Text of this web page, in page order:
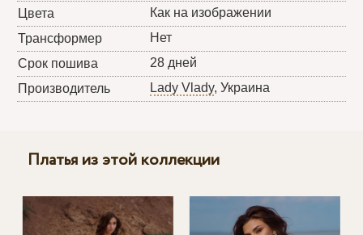
Цвета
Как на изображении
Трансформер
Нет
Срок пошива
28 дней
Производитель
Lady Vlady, Украина
Платья из этой коллекции